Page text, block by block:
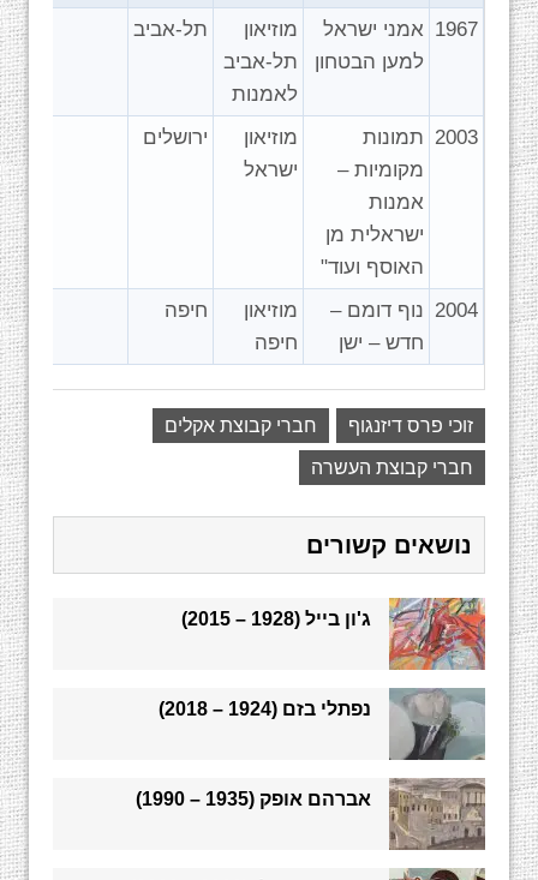
1967 אמני ישראל
למען הבטחון
מוזיאון
תל-אביב
לאמנות
תל-אביב
2003 תמונות
מקומיות –
אמנות
ישראלית מן
האוסף ועוד"
מוזיאון
ישראל
ירושלים
2004 נוף דומם –
חדש – ישן
מוזיאון
חיפה
חיפה
זוכי פרס דיזנגוף חברי קבוצת אקלים
חברי קבוצת העשרה
נושאים קשורים
ג'ון בייל (1928 – 2015)
נפתלי בזם (1924 – 2018)
אברהם אופק (1935 – 1990)